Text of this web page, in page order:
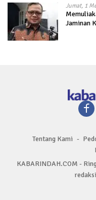
Jumat, 1
Jaminan
Tentang Kami
KABARINDAH.COM -